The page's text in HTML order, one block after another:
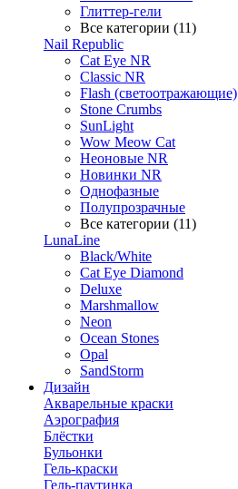
Глиттер-гели
Все категории (11)
Nail Republic
Cat Eye NR
Classic NR
Flash (светоотражающие)
Stone Crumbs
SunLight
Wow Meow Cat
Неоновые NR
Новинки NR
Однофазные
Полупрозрачные
Все категории (11)
LunaLine
Black/White
Cat Eye Diamond
Deluxe
Marshmallow
Neon
Ocean Stones
Opal
SandStorm
Дизайн
Акварельные краски
Аэрография
Блёстки
Бульонки
Гель-краски
Гель-паутинка